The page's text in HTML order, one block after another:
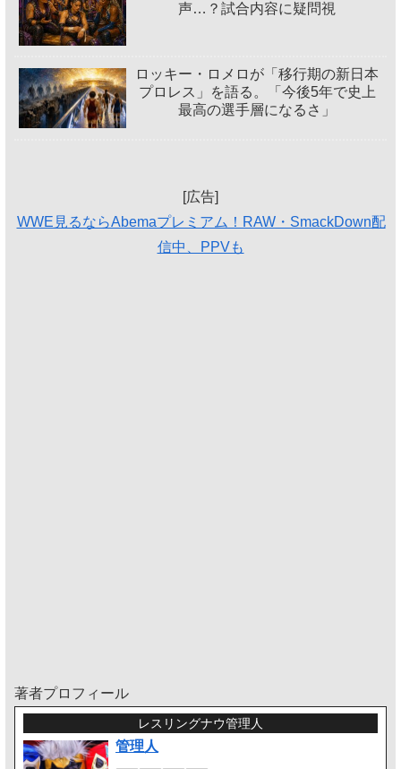
声…？試合内容に疑問視
ロッキー・ロメロが「移行期の新日本
プロレス」を語る。「今後5年で史上
最高の選手層になるさ」
[広告]
WWE見るならAbemaプレミアム！RAW・SmackDown配
信中、PPVも
著者プロフィール
レスリングナウ管理人
管理人